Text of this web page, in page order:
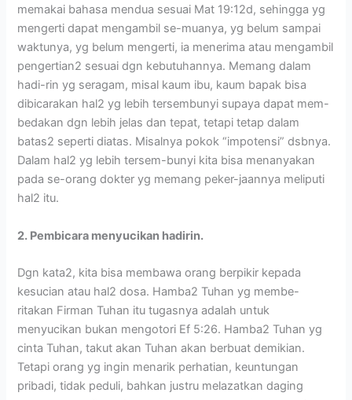
memakai bahasa mendua sesuai Mat 19:12d, sehingga yg
mengerti dapat mengambil se-muanya, yg belum sampai
waktunya, yg belum mengerti, ia menerima atau mengambil
pengertian2 sesuai dgn kebutuhannya. Memang dalam
hadi-rin yg seragam, misal kaum ibu, kaum bapak bisa
dibicarakan hal2 yg lebih tersembunyi supaya dapat mem-
bedakan dgn lebih jelas dan tepat, tetapi tetap dalam
batas2 seperti diatas. Misalnya pokok “impotensi” dsbnya.
Dalam hal2 yg lebih tersem-bunyi kita bisa menanyakan
pada se-orang dokter yg memang peker-jaannya meliputi
hal2 itu.
2. Pembicara menyucikan hadirin.
Dgn kata2, kita bisa membawa orang berpikir kepada
kesucian atau hal2 dosa. Hamba2 Tuhan yg membe-
ritakan Firman Tuhan itu tugasnya adalah untuk
menyucikan bukan mengotori Ef 5:26. Hamba2 Tuhan yg
cinta Tuhan, takut akan Tuhan akan berbuat demikian.
Tetapi orang yg ingin menarik perhatian, keuntungan
pribadi, tidak peduli, bahkan justru melazatkan daging